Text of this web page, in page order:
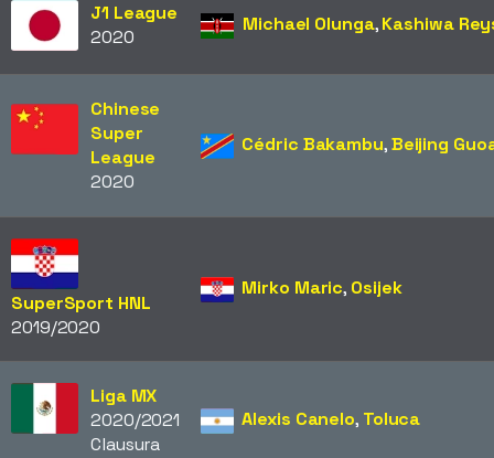
J1 League
2020
Michael Olunga,Kashiwa
Chinese
Super
League
2020
Cédric Bakambu,Beijing
SuperSport HNL
2019/2020
Mirko Maric, Osijek
Liga MX
2020/2021
Clausura
Alexis Canelo, Toluca